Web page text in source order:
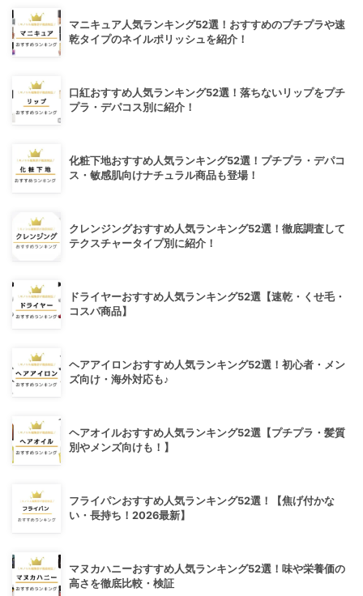
マニキュア人気ランキング52選！おすすめのプチプラや速
乾タイプのネイルポリッシュを紹介！
口紅おすすめ人気ランキング52選！落ちないリップをプチ
プラ・デパコス別に紹介！
化粧下地おすすめ人気ランキング52選！プチプラ・デパコ
ス・敏感肌向けナチュラル商品も登場！
クレンジングおすすめ人気ランキング52選！徹底調査して
テクスチャータイプ別に紹介！
ドライヤーおすすめ人気ランキング52選【速乾・くせ毛・
コスパ商品】
ヘアアイロンおすすめ人気ランキング52選！初心者・メン
ズ向け・海外対応も♪
ヘアオイルおすすめ人気ランキング52選【プチプラ・髪質
別やメンズ向けも！】
フライパンおすすめ人気ランキング52選！【焦げ付かな
い・長持ち！2026最新】
マヌカハニーおすすめ人気ランキング52選！味や栄養価の
高さを徹底比較・検証